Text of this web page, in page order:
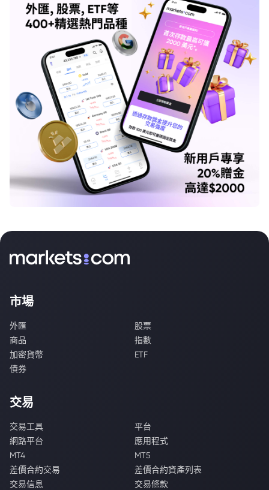
市場
外匯
股票
商品
指數
加密貨幣
ETF
債券
交易
交易工具
平台
網路平台
應用程式
MT4
MT5
差價合約交易
差價合約資產列表
交易信息
交易條款